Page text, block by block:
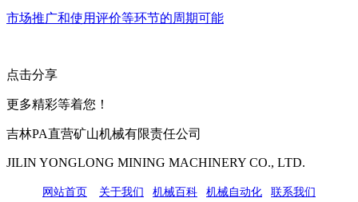
市场推广和使用评价等环节的周期可能
点击分享
更多精彩等着您！
吉林PA直营矿山机械有限责任公司
JILIN YONGLONG MINING MACHINERY CO., LTD.
网站首页 关于我们 机械百科 机械自动化 联系我们